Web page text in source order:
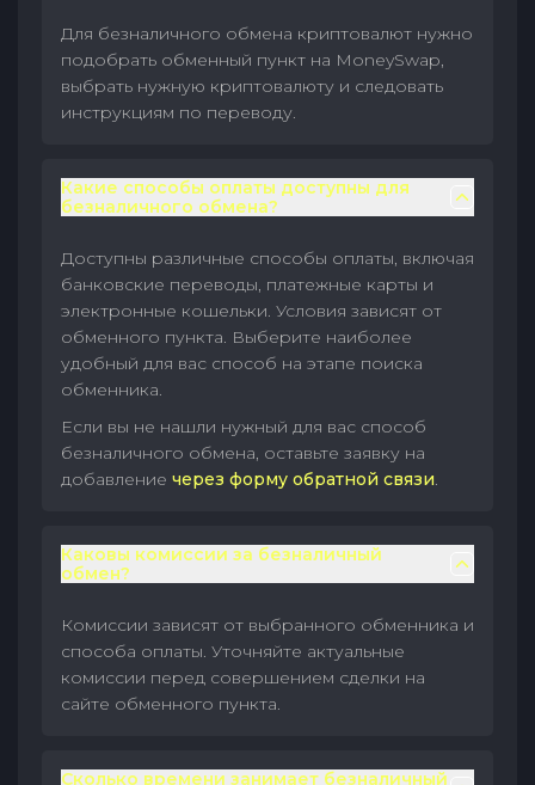
Для безналичного обмена криптовалют нужно
подобрать обменный пункт на MoneySwap,
выбрать нужную криптовалюту и следовать
инструкциям по переводу.
Какие способы оплаты доступны для
безналичного обмена?
Доступны различные способы оплаты, включая
банковские переводы, платежные карты и
электронные кошельки. Условия зависят от
обменного пункта. Выберите наиболее
удобный для вас способ на этапе поиска
обменника.
Если вы не нашли нужный для вас способ
безналичного обмена, оставьте заявку на
добавление через форму обратной связи.
Каковы комиссии за безналичный
обмен?
Комиссии зависят от выбранного обменника и
способа оплаты. Уточняйте актуальные
комиссии перед совершением сделки на
сайте обменного пункта.
Сколько времени занимает безналичный